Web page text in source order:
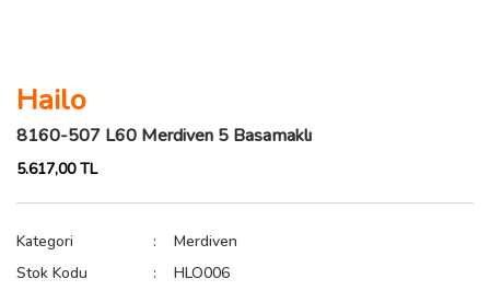
Hailo
8160-507 L60 Merdiven 5 Basamaklı
5.617,00 TL
Kategori
Merdiven
Stok Kodu
HLO006